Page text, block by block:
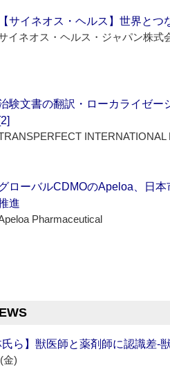
【サイネオス・ヘルス】世界と
イネオス・ヘルス・ジャパン株式
験文書の翻訳・ローカライゼー
[2]
INTERNATIONAL
ローバルCDMOのApeloa、日
進
Pharmaceutical
氏ら】獣医師と薬剤師に認識差‐
金)